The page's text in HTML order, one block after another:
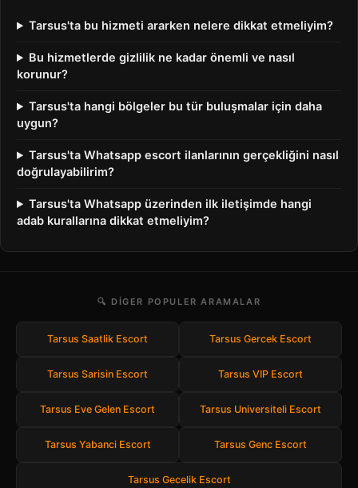
Tarsus'ta bu hizmeti ararken nelere dikkat etmeliyim?
Bu hizmetlerde gizlilik ne kadar önemli ve nasıl
korunur?
Tarsus'ta hangi bölgeler bu tür buluşmalar için daha
uygun?
Tarsus'ta Whatsapp escort ilanlarının gerçekliğini nasıl
doğrulayabilirim?
Tarsus'ta Whatsapp üzerinden ilk iletişimde hangi
adab kurallarına dikkat etmeliyim?
🔍 DIGER POPULER ARAMALAR
Tarsus Saatlik Escort Tarsus Gercek Escort
Tarsus Sarisin Escort Tarsus VIP Escort
Tarsus Eve Gelen Escort Tarsus Universiteli Escort
Tarsus Yabanci Escort Tarsus Genc Escort
Tarsus Gecelik Escort